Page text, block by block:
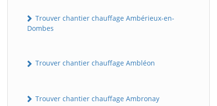
Trouver chantier chauffage Ambérieux-en-
Dombes
Trouver chantier chauffage Ambléon
Trouver chantier chauffage Ambronay